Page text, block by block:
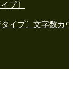
プ〕
タイプ〕文字数カ